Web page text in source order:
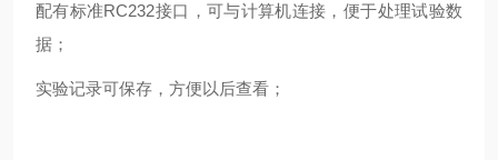
配有标准RC232接口，可与计算机连接，便于处理试验数
据；
实验记录可保存，方便以后查看；